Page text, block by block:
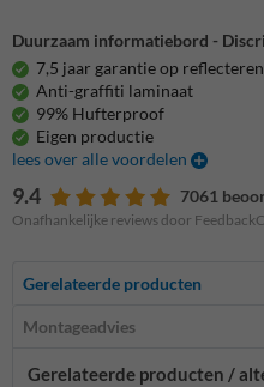
Duurzaam informatiebord -
7,5 jaar garantie op
Anti-graffiti laminaat
99% Hufterproof
Eigen productie
lees over alle voordelen
9.4 7061
Onafhankelijke reviews door
Gerelateerde producten
Montageadvies
Gerelateerde producten /